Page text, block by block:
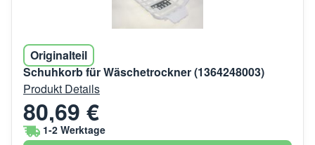
Originalteil
Schuhkorb für Wäschetrockner (1364248003)
Produkt Details
80,69 €
1-2 Werktage